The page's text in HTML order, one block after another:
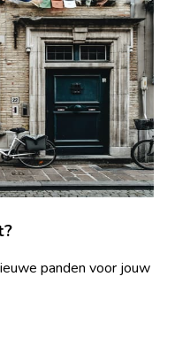
panden voor jouw